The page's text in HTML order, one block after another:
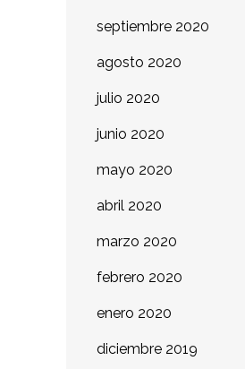
septiembre 2020
agosto 2020
julio 2020
junio 2020
mayo 2020
abril 2020
marzo 2020
febrero 2020
enero 2020
diciembre 2019